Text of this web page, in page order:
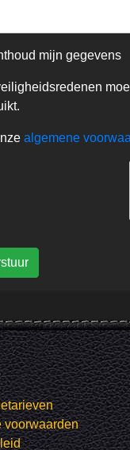
mijn gegevens
algemene
voorwaarden